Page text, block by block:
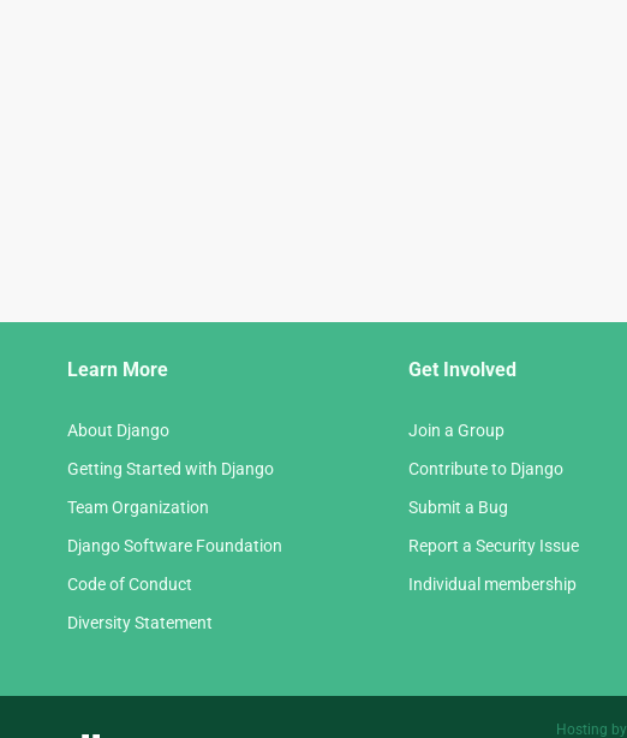
Learn More
About Django
Getting Started with Django
Team Organization
Django Software Foundation
Code of Conduct
Diversity Statement
Get Involved
Join a Group
Contribute to Django
Submit a Bug
Report a Security Issue
Individual membership
Hosting by